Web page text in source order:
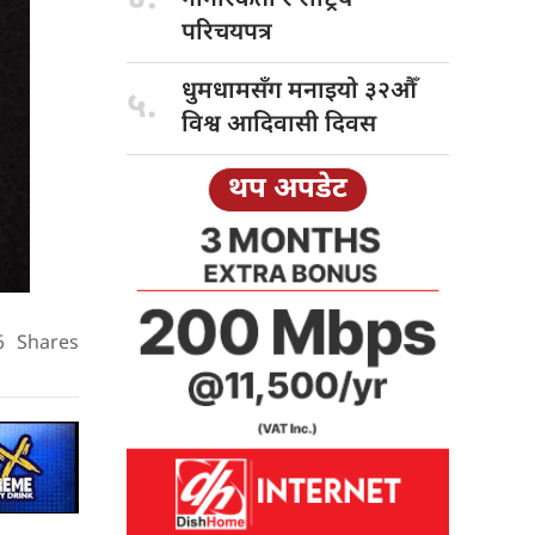
Shares
परिचयपत्र
५. धुमधामसँग मनाइयो ३२औँ
विश्व आदिवासी दिवस
थप अपडेट